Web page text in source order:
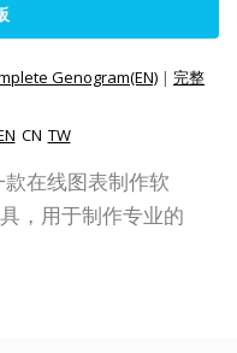
Genogram(EN) | 完整
CN TW
在线图表制作软
，用于制作专业的